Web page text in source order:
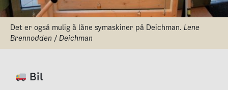
Det er også mulig å låne symaskiner på Deichman. Lene
Brennodden / Deichman
Bil